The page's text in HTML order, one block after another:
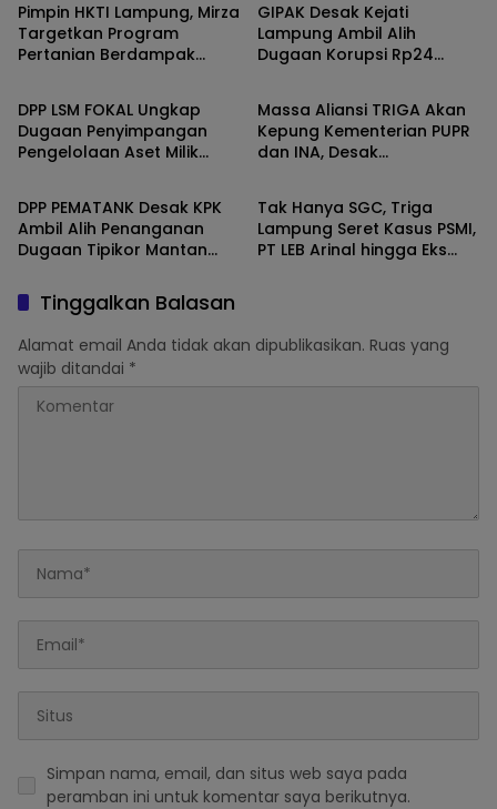
Pimpin HKTI Lampung, Mirza
Targetkan Program
Pertanian Berdampak
GIPAK Desak Kejati
Lampung Ambil Alih
Dugaan Korupsi Rp24
Lampung
DPP LSM FOKAL Ungkap
Dugaan Penyimpangan
Pengelolaan Aset Milik
Lampung
Massa Aliansi TRIGA Akan
Kepung Kementerian PUPR
dan INA, Desak
Lampung
DPP PEMATANK Desak KPK
Ambil Alih Penanganan
Dugaan Tipikor Mantan
Jakarta
Tak Hanya SGC, Triga
Lampung Seret Kasus PSMI,
PT LEB Arinal hingga Eks
Tinggalkan Balasan
Alamat email Anda tidak akan dipublikasikan. Ruas yang
wajib ditandai *
Simpan nama, email, dan situs web saya pada
peramban ini untuk komentar saya berikutnya.